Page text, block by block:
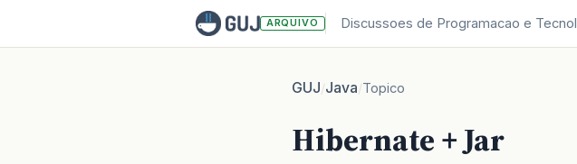
ARQUIVO Discussoes de Programacao e
GUJ/Java/Topico
Hibernate + Jar